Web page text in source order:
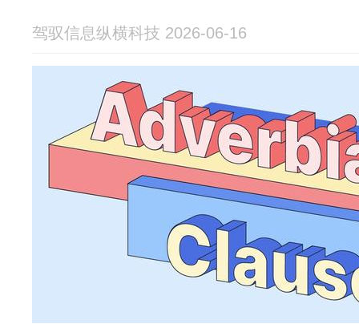
驾驭信息纵横科技 2026-06-16